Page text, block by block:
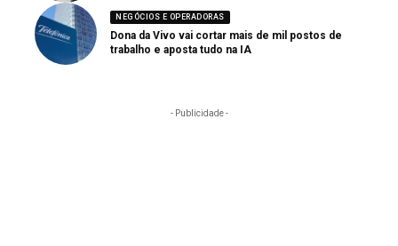
NEGÓCIOS E OPERADORAS
Dona da Vivo vai cortar mais de mil postos de
trabalho e aposta tudo na IA
- Publicidade -